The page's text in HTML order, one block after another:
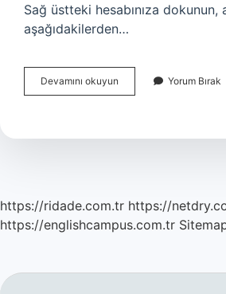
Sağ üstteki hesabınıza dokunun,
aşağıdakilerden…
Devamını okuyun Arşivlenmiş
Gönderiler
Yorum Bırak
https://ridade.com.tr https://
https://englishcampus.com.tr